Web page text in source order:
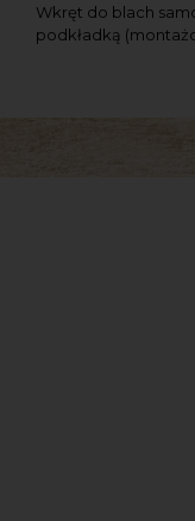
Wkręt do blach
podkładką